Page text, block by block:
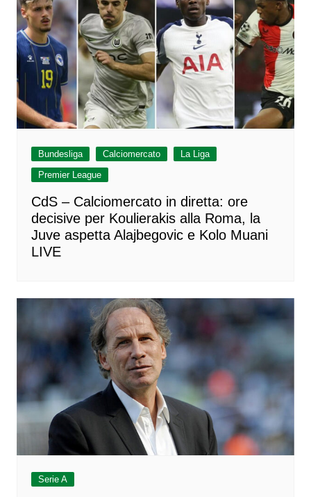
Bundesliga Calciomercato
La Liga
Premier League
CdS – Calciomercato in diretta: ore
decisive per Koulierakis alla Roma, la
Juve aspetta Alajbegovic e Kolo Muani
LIVE
Serie A